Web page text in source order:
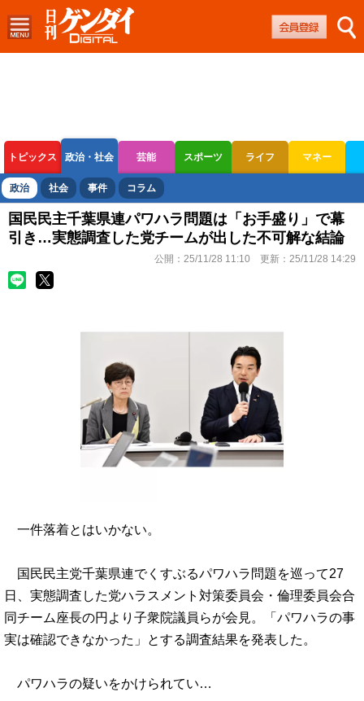
トピックス 政治・社会 芸能 スポーツ ライフ マネー
ボートレース 競輪 オートレース
政治 社会 事件 コラム
国民民主千葉県連パワハラ問題は「お手盛り」で幕
引き…実態調査した党チームが出した不可解な結論
公開： 25/11/28 11:10 更新： 25/11/28 14:29
一件落着とはいかない。
国民民主党千葉県連でくすぶるパワハラ問題を巡って27
日、実態調査した党ハラスメント対策委員会・倫理委員会合
同チーム座長の円より子衆院議員らが会見。「パワハラの事
実は確認できなかった」とする調査結果を発表した。
パワハラの疑いをかけられてい…